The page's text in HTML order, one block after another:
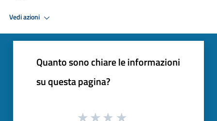
Vedi azioni
Quanto sono chiare le informazioni
su questa pagina?